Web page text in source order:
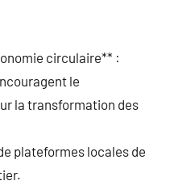
circulaire** :
le
la transformation des
plateformes locales de